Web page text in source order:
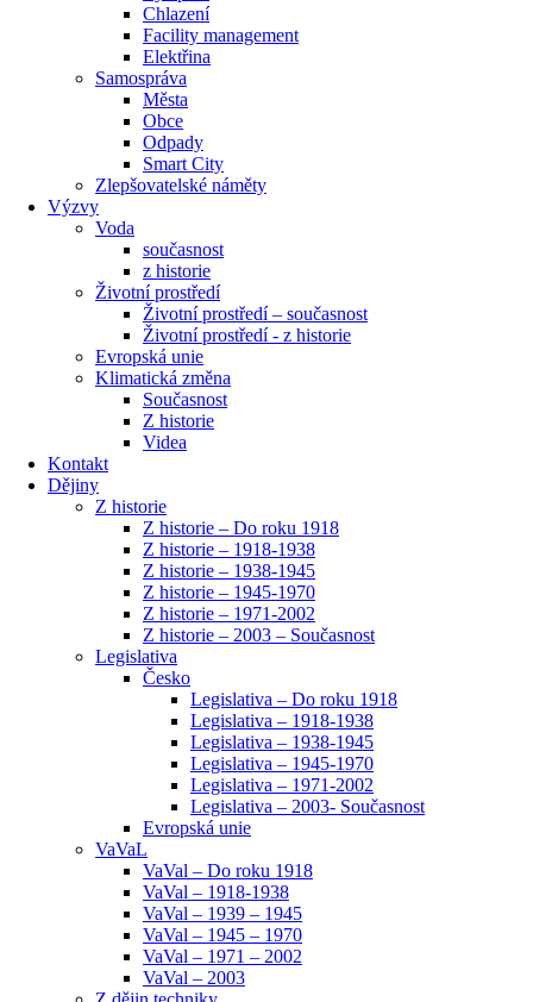
Chlazení
Facility management
Elektřina
Samospráva
Města
Obce
Odpady
Smart City
Zlepšovatelské náměty
Výzvy
Voda
současnost
z historie
Životní prostředí
Životní prostředí – současnost
Životní prostředí ​- z historie
Evropská unie
Klimatická změna
Současnost
Z historie
Videa
Kontakt
Dějiny
Z historie
Z historie – Do roku 1918
Z historie – 1918-1938
Z historie – 1938-1945
Z historie – 1945-1970
Z historie – 1971-2002
Z historie – 2003 – Současnost
Legislativa
Česko
Legislativa – Do roku 1918
Legislativa – 1918-1938
Legislativa – 1938-1945
Legislativa – 1945-1970
Legislativa – 1971-2002
Legislativa – 2003- Současnost
Evropská unie
VaVaL
VaVal – Do roku 1918
VaVal – 1918-1938
VaVal – 1939 – 1945
VaVal – 1945 – 1970
VaVal – 1971 – 2002
VaVal – 2003